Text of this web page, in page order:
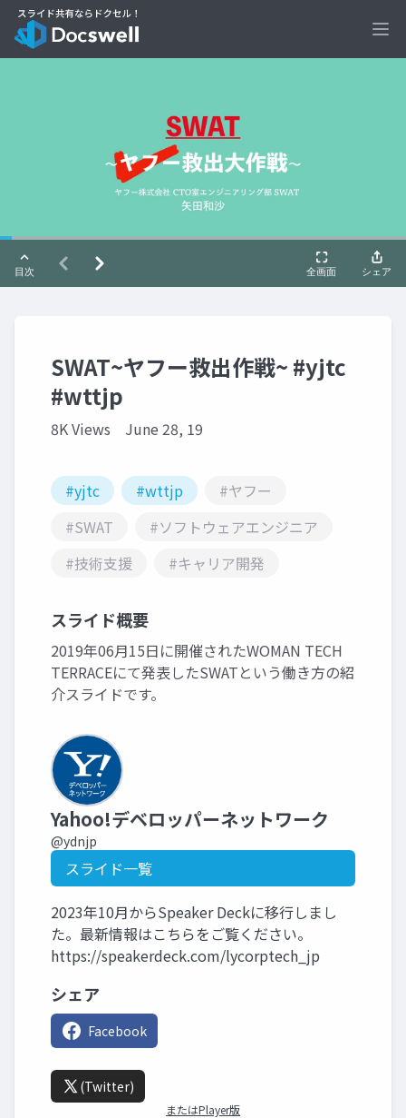
SWAT~ヤフー救出作戦~ #yjtc
#wttjp
8K Views June 28, 19
#yjtc #wttjp
#ヤフー
#SWAT
#ソフトウェアエンジニア
#技術支援
#キャリア開発
スライド概要
2019年06月15日に開催されたWOMAN TECH
TERRACEにて発表したSWATという働き方の紹
介スライドです。
Yahoo!デベロッパーネットワーク
@ydnjp
スライド一覧
2023年10月からSpeaker Deckに移行しまし
た。最新情報はこちらをご覧ください。
https://speakerdeck.com/lycorptech_jp
シェア
Facebook
(Twitter)
またはPlayer版